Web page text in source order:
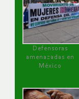
Defensoras
amenazadas en
México